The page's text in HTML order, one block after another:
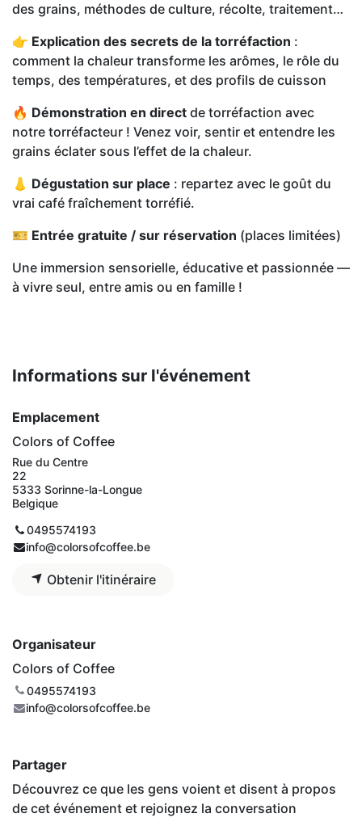
des grains, méthodes de culture, récolte, traitement…
👉 Explication des secrets de la torréfaction :
comment la chaleur transforme les arômes, le rôle du
temps, des températures, et des profils de cuisson
🔥 Démonstration en direct de torréfaction avec
notre torréfacteur ! Venez voir, sentir et entendre les
grains éclater sous l’effet de la chaleur.
👃 Dégustation sur place : repartez avec le goût du
vrai café fraîchement torréfié.
🎫 Entrée gratuite / sur réservation (places limitées)
Une immersion sensorielle, éducative et passionnée —
à vivre seul, entre amis ou en famille !
Informations sur l'événement
Emplacement
Colors of Coffee
Rue du Centre
22
5333 Sorinne-la-Longue
Belgique
0495574193
info@colorsofcoffee.be
Obtenir l'itinéraire
Organisateur
Colors of Coffee
0495574193
info@colorsofcoffee.be
Partager
Découvrez ce que les gens voient et disent à propos
de cet événement et rejoignez la conversation